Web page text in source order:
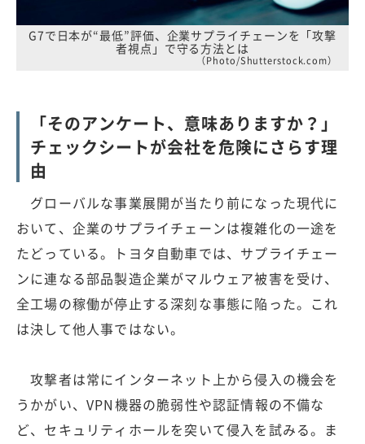
G7で日本が“最低”評価、企業サプライチェーンを「攻撃
者視点」で守る方法とは
（Photo/Shutterstock.com）
「そのアンケート、意味ありますか？」
チェックシートが会社を危険にさらす理
由
グローバルな事業展開が当たり前になった現代に
おいて、企業のサプライチェーンは複雑化の一途を
たどっている。トヨタ自動車では、サプライチェー
ンに連なる部品製造企業がマルウェア被害を受け、
全工場の稼働が停止する深刻な事態に陥った。これ
は決して他人事ではない。
攻撃者は常にインターネット上から侵入の機会を
うかがい、VPN機器の脆弱性や認証情報の不備な
ど、セキュリティホールを突いて侵入を試みる。ま